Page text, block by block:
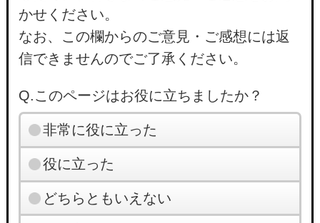
かせください。
なお、この欄からのご意見・ご感想には返
信できませんのでご了承ください。
Q.このページはお役に立ちましたか？
非常に役に立った
役に立った
どちらともいえない